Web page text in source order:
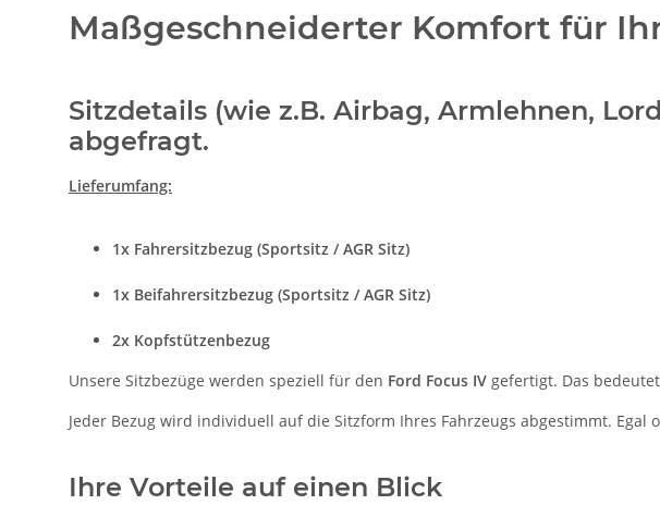
Maßgeschneiderter Komfort für
Sitzdetails (wie z.B. Airbag, Armlehnen,
abgefragt.
Lieferumfang:
1x Fahrersitzbezug (Sportsitz / AGR Sitz)
1x Beifahrersitzbezug (Sportsitz / AGR Sitz)
2x Kopfstützenbezug
Unsere Sitzbezüge werden speziell für den Ford Focus IV gefertigt. Das
Jeder Bezug wird individuell auf die Sitzform Ihres Fahrzeugs abgestimmt.
Ihre Vorteile auf einen Blick